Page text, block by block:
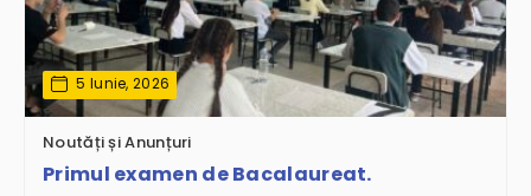
5 Iunie, 2026
Noutăți și Anunțuri
Primul examen de Bacalaureat.